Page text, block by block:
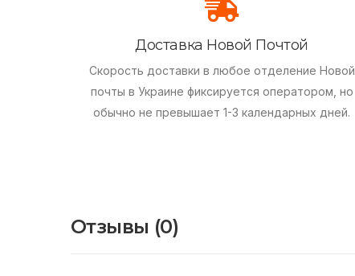
Доставка Новой Почтой
Скорость доставки в любое отделение Новой
почты в Украине фиксируется оператором, но
обычно не превышает 1-3 календарных дней.
Отзывы (0)